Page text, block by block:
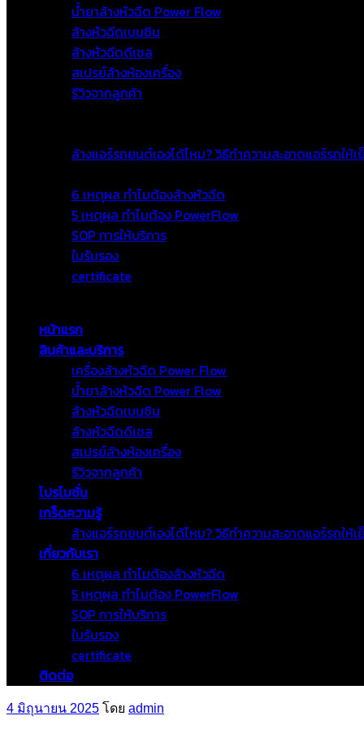
น้ำยาล้างหัวฉีด Power Flow
ล้างหัวฉีดเบนซิน
ล้างหัวฉีดดีเซล
สเปรย์ล้างห้องเครื่อง
รีวิวจากลูกค้า
ล้างแอร์รถยนต์เองได้ไหม? วิธีทำความสะอาดแอร์รถให้เ
6 เหตุผล ทำไมต้องล้างหัวฉีด
5 เหตุผล ทำไมต้อง PowerFlow
SOP การให้บริการ
ใบรับรอง
certificate
หน้าแรก
สินค้าและบริการ
เครื่องล้างหัวฉีด Power Flow
น้ำยาล้างหัวฉีด Power Flow
ล้างหัวฉีดเบนซิน
ล้างหัวฉีดดีเซล
สเปรย์ล้างห้องเครื่อง
รีวิวจากลูกค้า
โปรโมชั่น
เกร็ดความรู้
ล้างแอร์รถยนต์เองได้ไหม? วิธีทำความสะอาดแอร์รถให้เ
เกี่ยวกับเรา
6 เหตุผล ทำไมต้องล้างหัวฉีด
5 เหตุผล ทำไมต้อง PowerFlow
SOP การให้บริการ
ใบรับรอง
certificate
ติดต่อ
เขียน
4 มิถุนายน 2025 โดย admin